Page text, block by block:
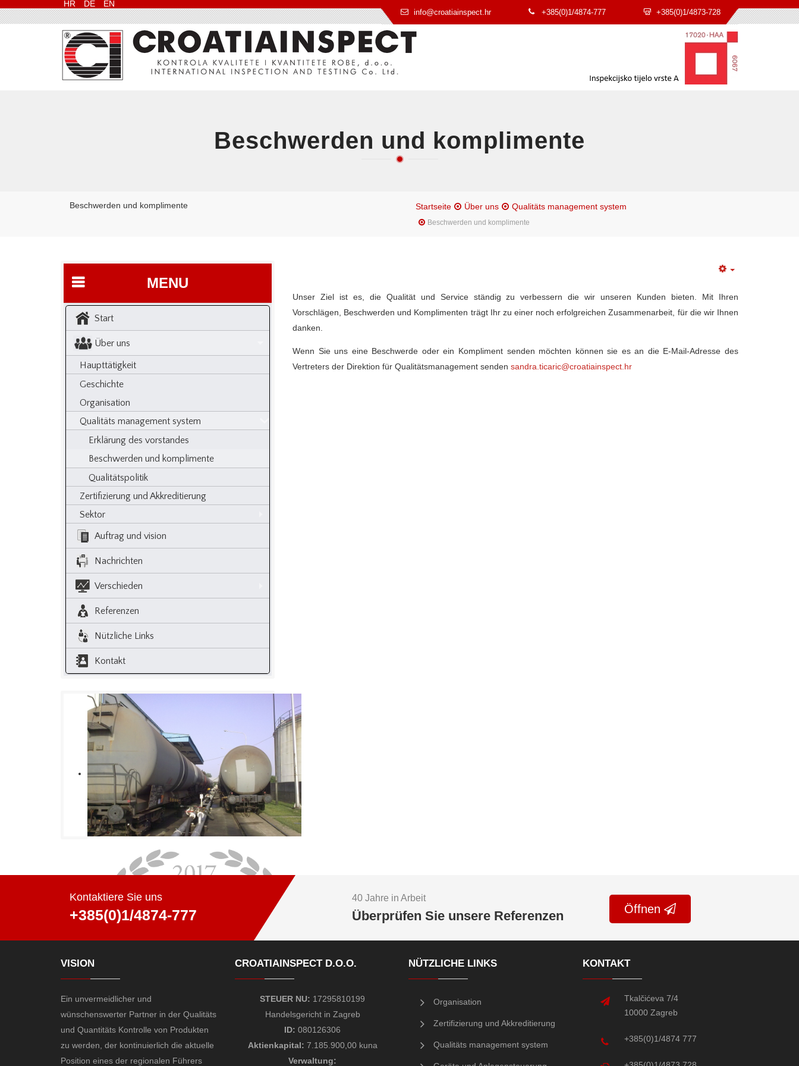
HR DE EN
info@croatiainspect.hr +385(0)1/4874-777 +385(0)1/4873-728
Beschwerden und komplimente
Beschwerden und komplimente Startseite Über uns Qualitäts management system
Beschwerden und komplimente
Unser Ziel ist es, die Qualität und Service ständig zu verbessern die wir unseren Kunden bieten. Mit Ihren
Vorschlägen, Beschwerden und Komplimenten trägt Ihr zu einer noch erfolgreichen Zusammenarbeit, für die wir Ihnen
danken.
Wenn Sie uns eine Beschwerde oder ein Kompliment senden möchten können sie es an die E-Mail-Adresse des
Vertreters der Direktion für Qualitätsmanagement senden sandra.ticaric@croatiainspect.hr
MENU
Start
Über uns
Haupttätigkeit
Geschichte
Organisation
Qualitäts management system
Erklärung des vorstandes
Beschwerden und komplimente
Qualitätspolitik
Zertifizierung und Akkreditierung
Sektor
Auftrag und vision
Nachrichten
Verschieden
Referenzen
Nützliche Links
Kontakt
Kontaktiere Sie uns
+385(0)1/4874-777
40 Jahre in Arbeit
Überprüfen Sie unsere Referenzen Öffnen
VISION
Ein unvermeidlicher und
wünschenswerter Partner in der Qualitäts
und Quantitäts Kontrolle von Produkten
zu werden, der kontinuierlich die aktuelle
Position eines der regionalen Führers
CROATIAINSPECT D.O.O.
STEUER NU: 17295810199
Handelsgericht in Zagreb
ID: 080126306
Aktienkapital: 7.185.900,00 kuna
Verwaltung:
NÜTZLICHE LINKS
Organisation
Zertifizierung und Akkreditierung
Qualitäts management system
KONTAKT
Tkalčićeva 7/4
10000 Zagreb
+385(0)1/4874 777